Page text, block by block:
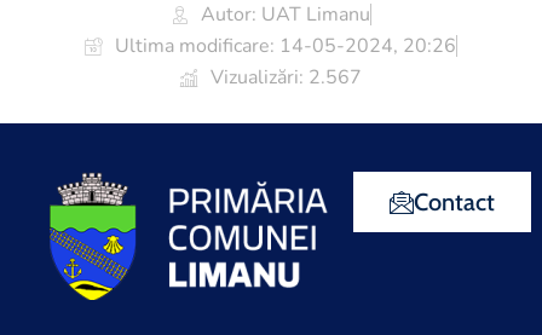
Autor: UAT Limanu
Ultima modificare: 14-05-2024, 20:26
Vizualizări: 2.567
Contact